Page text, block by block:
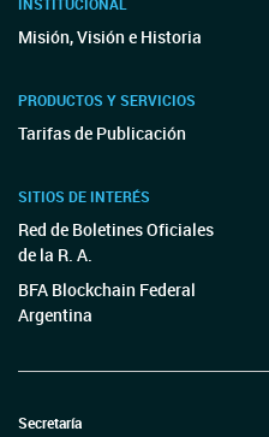
PRODUCTOS Y SERVICIOS
Tarifas de Publicación
SITIOS DE INTERÉS
Red de Boletines Oficiales
BFA Blockchain Federal
Argentina